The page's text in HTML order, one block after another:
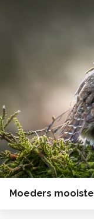
Moeders mooiste